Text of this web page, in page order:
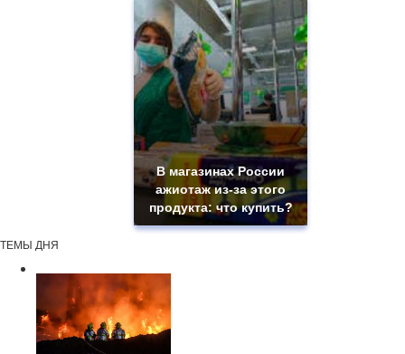
В магазинах России
ажиотаж из-за этого
продукта: что купить?
ТЕМЫ ДНЯ